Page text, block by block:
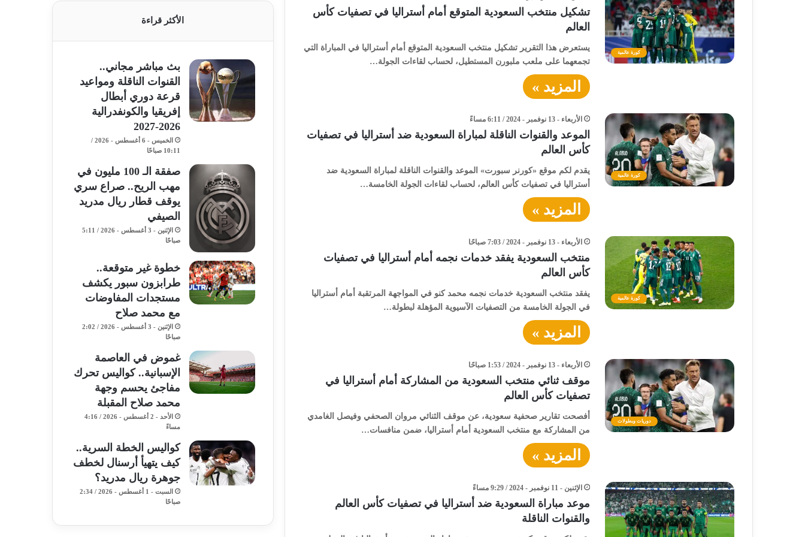
كورة عالمية
تشكيل منتخب السعودية المتوقع أمام أستراليا في تصفيات كأس
العالم
يستعرض هذا التقرير تشكيل منتخب السعودية المتوقع أمام أستراليا في المباراة التي
تجمعهما على ملعب ملبورن المستطيل، لحساب لقاءات الجولة…
المزيد »
كورة عالمية
الأربعاء - 13 نوفمبر - 2024 / 6:11 مساءً
الموعد والقنوات الناقلة لمباراة السعودية ضد أستراليا في تصفيات
كأس العالم
يقدم لكم موقع «كورنر سبورت» الموعد والقنوات الناقلة لمباراة السعودية ضد
أستراليا في تصفيات كأس العالم، لحساب لقاءات الجولة الخامسة…
المزيد »
كورة عالمية
الأربعاء - 13 نوفمبر - 2024 / 7:03 صباحًا
منتخب السعودية يفقد خدمات نجمه أمام أستراليا في تصفيات
كأس العالم
يفقد منتخب السعودية خدمات نجمه محمد كنو في المواجهة المرتقبة أمام أستراليا
في الجولة الخامسة من التصفيات الآسيوية المؤهلة لبطولة…
المزيد »
دوريات وبطولات
الأربعاء - 13 نوفمبر - 2024 / 1:53 صباحًا
موقف ثنائي منتخب السعودية من المشاركة أمام أستراليا في
تصفيات كأس العالم
أفصحت تقارير صحفية سعودية، عن موقف الثنائي مروان الصحفي وفيصل الغامدي
من المشاركة مع منتخب السعودية أمام أستراليا، ضمن منافسات…
المزيد »
الإثنين - 11 نوفمبر - 2024 / 9:29 مساءً
موعد مباراة السعودية ضد أستراليا في تصفيات كأس العالم
والقنوات الناقلة
الأكثر قراءة
بث مباشر مجاني..
القنوات الناقلة ومواعيد
قرعة دوري أبطال
إفريقيا والكونفدرالية
2026-2027
الخميس - 6 أغسطس - 2026 /
10:11 صباحًا
صفقة الـ 100 مليون في
مهب الريح.. صراع سري
يوقف قطار ريال مدريد
الصيفي
الإثنين - 3 أغسطس - 2026 / 5:11
صباحًا
خطوة غير متوقعة..
طرابزون سبور يكشف
مستجدات المفاوضات
مع محمد صلاح
الإثنين - 3 أغسطس - 2026 / 2:02
صباحًا
غموض في العاصمة
الإسبانية.. كواليس تحرك
مفاجئ يحسم وجهة
محمد صلاح المقبلة
الأحد - 2 أغسطس - 2026 / 4:16
مساءً
كواليس الخطة السرية..
كيف يتهيأ أرسنال لخطف
جوهرة ريال مدريد؟
السبت - 1 أغسطس - 2026 / 2:34
صباحًا